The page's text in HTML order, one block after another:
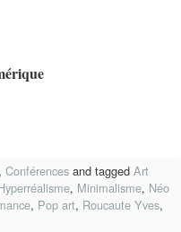
, Conférences and tagged Art
, Minimalisme, Néo
, Pop art, Roucaute Yves,